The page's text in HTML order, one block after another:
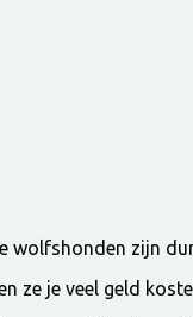
wolfshonden zijn
ze je veel geld